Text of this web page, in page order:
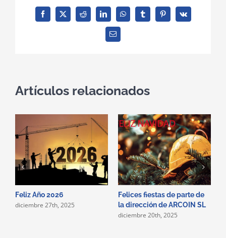
Facebook
X Reddit LinkedInWhatsAppTumblrPinterest
Vk
Correo
electrónico
Artículos relacionados
Feliz Año 2026
diciembre 27th, 2025
Felices fiestas de parte de
la dirección de ARCOIN SL
diciembre 20th, 2025